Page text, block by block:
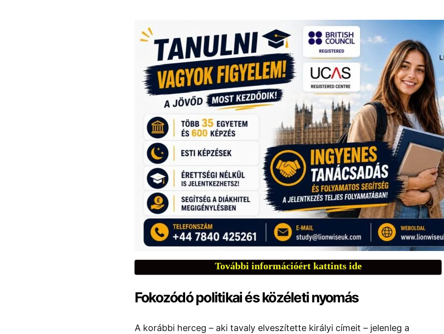
További információért kattints ide
Fokozódó politikai és közéleti nyomás
A korábbi herceg – aki tavaly elveszítette királyi címeit – jelenleg a